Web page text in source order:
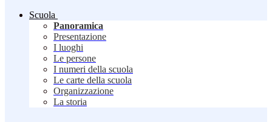
Scuola
Panoramica
Presentazione
I luoghi
Le persone
I numeri della scuola
Le carte della scuola
Organizzazione
La storia